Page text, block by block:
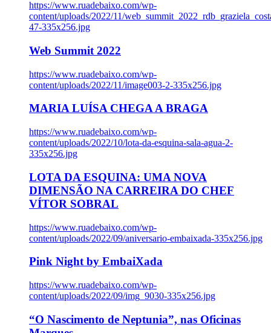
https://www.ruadebaixo.com/wp-
content/uploads/2022/11/
47-335x256.jpg
Web Summit 2022
https://www.ruadebaixo.com/wp-
content/uploads/2022/11/image003-2-335x256.jpg
MARIA LUÍSA CHEGA A BRAGA
https://www.ruadebaixo.com/wp-
content/uploads/2022/10/lota-da-esquina-sala-agua-2-
335x256.jpg
LOTA DA ESQUINA: UMA NOVA
DIMENSÃO NA CARREIRA DO CHEF
VÍTOR SOBRAL
https://www.ruadebaixo.com/wp-
content/uploads/2022/09/aniversario-embaixada-335x256.jpg
Pink Night by EmbaiXada
https://www.ruadebaixo.com/wp-
content/uploads/2022/09/img_9030-335x256.jpg
“O Nascimento de Neptunia”, nas Oficinas